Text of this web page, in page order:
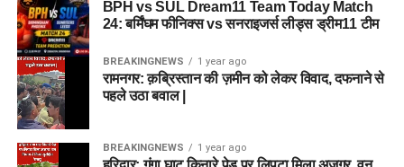
BPH vs SUL Dream11 Team Today Match
24: बर्मिंघम फीनिक्स vs सनराइजर्स लीड्स ड्रीम11 टीम
BREAKINGNEWS 1 year ago
रामनगर: क़ब्रिस्तान की ज़मीन को लेकर विवाद, दफनाने से
पहले उठा बवाल |
BREAKINGNEWS 1 year ago